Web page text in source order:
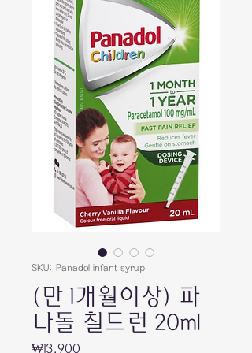
SKU: Panadol infant syrup
(만 1개월이상) 파
나돌 칠드런 20ml
₩13,900